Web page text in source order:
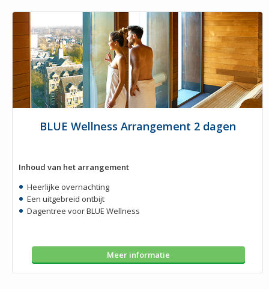
BLUE Wellness Arrangement 2 dagen
Inhoud van het arrangement
Heerlijke overnachting
Een uitgebreid ontbijt
Dagentree voor BLUE Wellness
Meer informatie